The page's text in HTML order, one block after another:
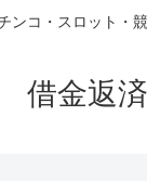
コ・スロット・
借金返